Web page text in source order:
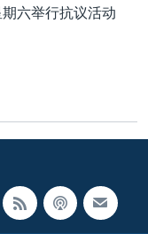
六举行抗议活动